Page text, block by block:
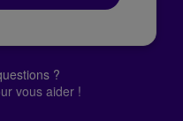
?
vous aider !